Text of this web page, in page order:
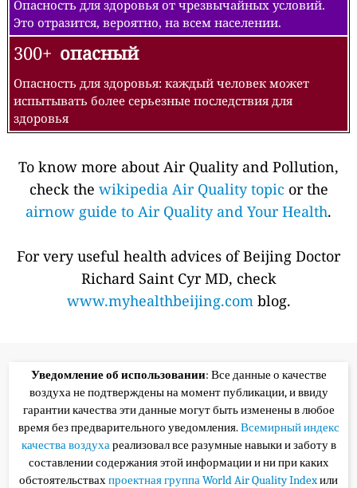
Опасность для здоровья от чрезвычайных условий.
Это отразится, вероятно, на всем населении.
300+ опасный
Опасность для здоровья: каждый человек может
испытывать более серьезные последствия для
здоровья
To know more about Air Quality and Pollution,
check the wikipedia Air Quality topic or the
airnow guide to Air Quality and Your Health.
For very useful health advices of Beijing Doctor
Richard Saint Cyr MD, check
www.myhealthbeijing.comblog.
Уведомление об использовании: Все данные о качестве
воздуха не подтверждены на момент публикации, и ввиду
гарантии качества эти данные могут быть изменены в любое
время без предварительного уведомления.Всемирный индекс
качества воздухареализовал все разумные навыки и заботу в
составлении содержания этой информации и ни при каких
обстоятельствахпроектная группа World Air Quality Indexили